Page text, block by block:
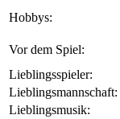
Hobbys:
Vor dem Spiel:
Lieblingsspieler:
Lieblingsmannschaft:
Lieblingsmusik: